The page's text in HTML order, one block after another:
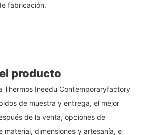
fabricación.
producto
Thermos Ineedu Contemporaryfactory
de muestra y entrega, el mejor
de la venta, opciones de
material, dimensiones y artesanía, e